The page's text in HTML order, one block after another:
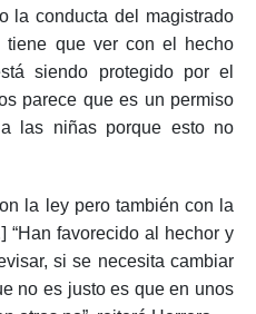
la conducta del magistrado
tiene que ver con el hecho
siendo protegido por el
parece que es un permiso
las niñas porque esto no
la ley pero también con la
“Han favorecido al hechor y
si se necesita cambiar
no es justo es que en unos